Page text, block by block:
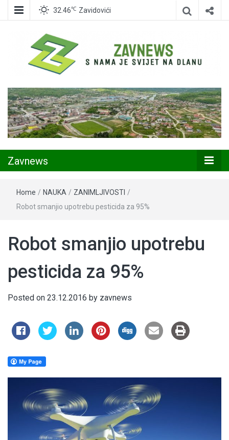
32.46℃ Zavidovići
Zavnews
Zavnews
Home / NAUKA / ZANIMLJIVOSTI /
Robot smanjio upotrebu pesticida za 95%
Robot smanjio upotrebu
pesticida za 95%
Posted on 23.12.2016 by zavnews